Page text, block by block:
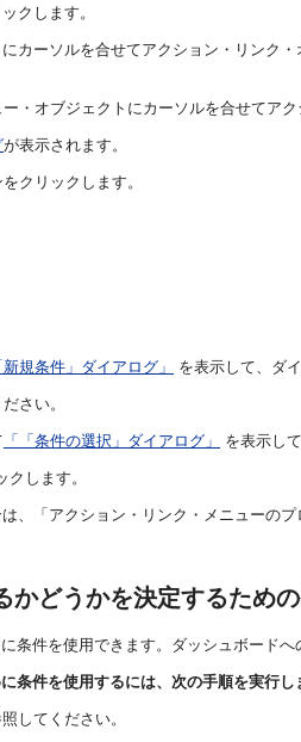
クします。
ーソルを合せてアクション・リンク・
・オブジェクトにカーソルを合せてア
が表示されます。
クリックします。
新規条件」ダイアログ」 を表示して、ダ
さい。
「「条件の選択」ダイアログ」 を表示し
クします。
、「アクション・リンク・メニューの
どうかを決定するため
件を使用できます。ダッシュボードへ
条件を使用するには、次の手順を実行し
してください。